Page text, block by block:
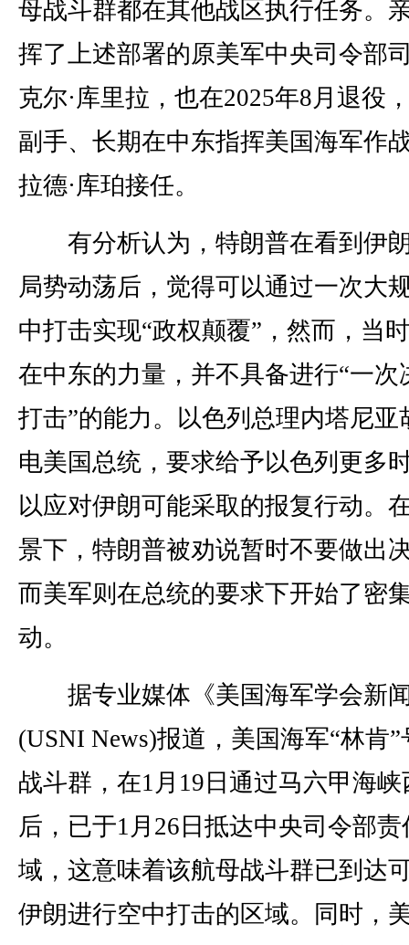
母战斗群都在其他战区执行任务。
挥了上述部署的原美军中央司令部
克尔·库里拉，也在2025年8月退役
副手、长期在中东指挥美国海军作
拉德·库珀接任。
有分析认为，特朗普在看到伊
局势动荡后，觉得可以通过一次大
中打击实现“政权颠覆”，然而，当
在中东的力量，并不具备进行“一次
打击”的能力。以色列总理内塔尼亚
电美国总统，要求给予以色列更多
以应对伊朗可能采取的报复行动。
景下，特朗普被劝说暂时不要做出
而美军则在总统的要求下开始了密
动。
据专业媒体《美国海军学会新
(USNI News)报道，美国海军“林肯”
战斗群，在1月19日通过马六甲海峡
后，已于1月26日抵达中央司令部责
域，这意味着该航母战斗群已到达
伊朗进行空中打击的区域。同时，